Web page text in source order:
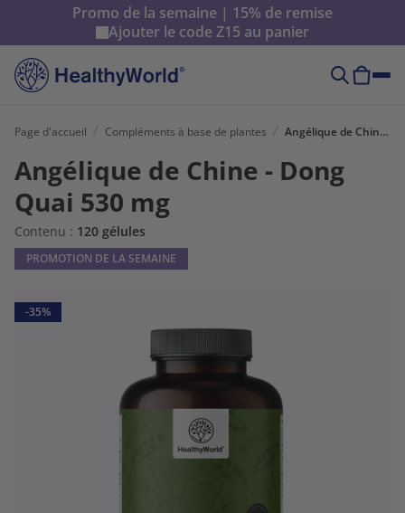
Promo de la semaine | 15% de remise
Ajouter le codeZ15 au panier
Page d'accueil Compléments à base de plantes Angélique de Chine - Dong Quai 530 mg
Angélique de Chine - Dong
Quai 530 mg
Contenu : 120 gélules
PROMOTION DE LA SEMAINE
-35%